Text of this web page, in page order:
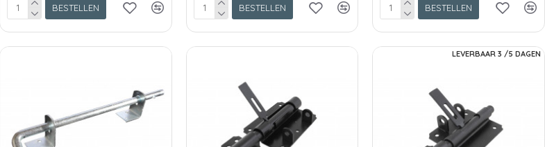
BESTELLEN BESTELLEN BESTELLEN
LEVERBAAR 3 /5 DAGEN